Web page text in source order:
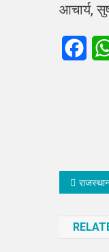
आचार्य,
Post
राजस्थान